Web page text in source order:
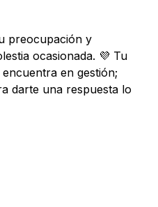
preocupación y
ocasionada. 💜 Tu
en gestión;
darte una respuesta lo